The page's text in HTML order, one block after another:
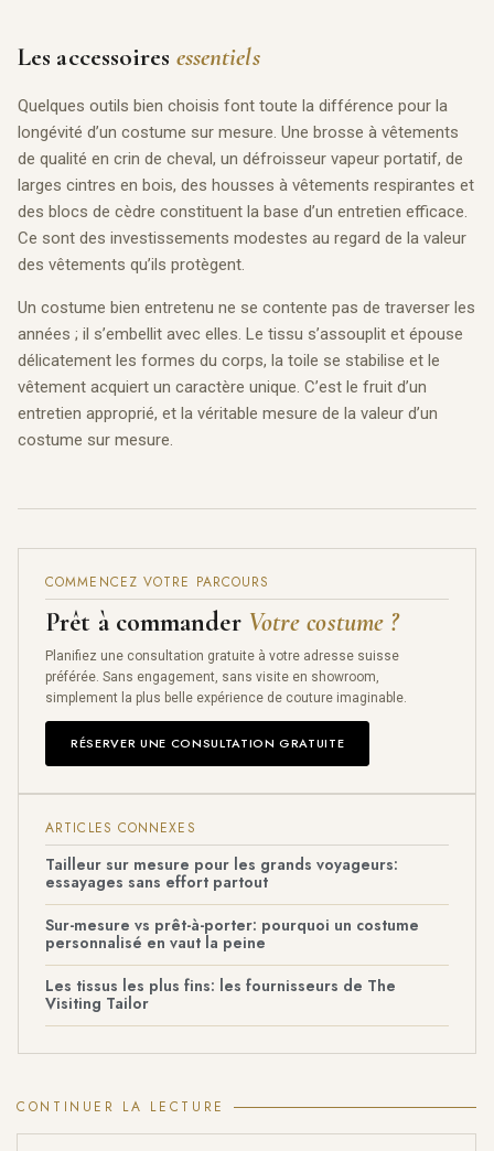
Les accessoires essentiels
Quelques outils bien choisis font toute la différence pour la
longévité d’un costume sur mesure. Une brosse à vêtements
de qualité en crin de cheval, un défroisseur vapeur portatif, de
larges cintres en bois, des housses à vêtements respirantes et
des blocs de cèdre constituent la base d’un entretien efficace.
Ce sont des investissements modestes au regard de la valeur
des vêtements qu’ils protègent.
Un costume bien entretenu ne se contente pas de traverser les
années ; il s’embellit avec elles. Le tissu s’assouplit et épouse
délicatement les formes du corps, la toile se stabilise et le
vêtement acquiert un caractère unique. C’est le fruit d’un
entretien approprié, et la véritable mesure de la valeur d’un
costume sur mesure.
COMMENCEZ VOTRE PARCOURS
Prêt à commander Votre costume ?
Planifiez une consultation gratuite à votre adresse suisse
préférée. Sans engagement, sans visite en showroom,
simplement la plus belle expérience de couture imaginable.
RÉSERVER UNE CONSULTATION GRATUITE
ARTICLES CONNEXES
Tailleur sur mesure pour les grands voyageurs:
essayages sans effort partout
Sur-mesure vs prêt-à-porter: pourquoi un costume
personnalisé en vaut la peine
Les tissus les plus fins: les fournisseurs de The
Visiting Tailor
CONTINUER LA LECTURE